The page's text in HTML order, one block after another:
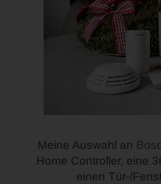
Meine Auswahl an
Home Controller, eine
einen Tür-/